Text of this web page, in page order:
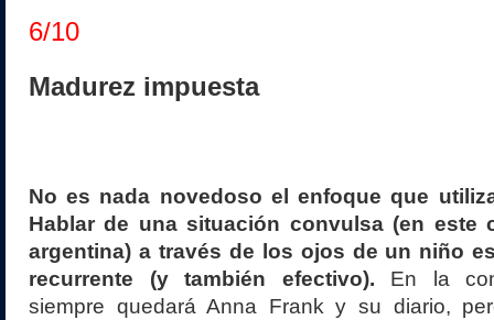
6/10
Madurez impuesta
No es nada novedoso el enfoque que
Hablar de una situación convulsa (en este
argentina) a través de los ojos de un niño
recurrente (y también efectivo). En la
siempre quedará Anna Frank y su diario,